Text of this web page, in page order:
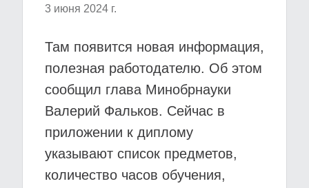
3 июня 2024 г.
Там появится новая информация,
полезная работодателю. Об этом
сообщил глава Минобрнауки
Валерий Фальков. Сейчас в
приложении к диплому
указывают список предметов,
количество часов обучения,